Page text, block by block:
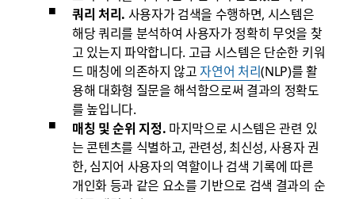
쿼리 처리. 사용자가 검색을 수행하면, 시스템은
해당 쿼리를 분석하여 사용자가 정확히 무엇을 찾
고 있는지 파악합니다. 고급 시스템은 단순한 키워
드 매칭에 의존하지 않고자연어 처리(NLP)를 활
용해 대화형 질문을 해석함으로써 결과의 정확도
를 높입니다.
매칭 및 순위 지정. 마지막으로 시스템은 관련 있
는 콘텐츠를 식별하고, 관련성, 최신성, 사용자 권
한, 심지어 사용자의 역할이나 검색 기록에 따른
개인화 등과 같은 요소를 기반으로 검색 결과의 순